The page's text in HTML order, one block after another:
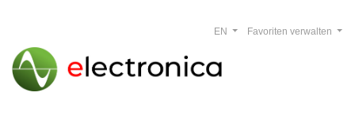
Favoriten verwalten
EN